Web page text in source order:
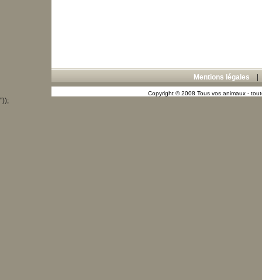
Mentions légales
Copyright © 2008 Tous vos animaux -
"));